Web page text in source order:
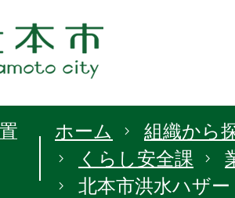
ホーム
組織から
くらし安全課
北本市洪水ハザ